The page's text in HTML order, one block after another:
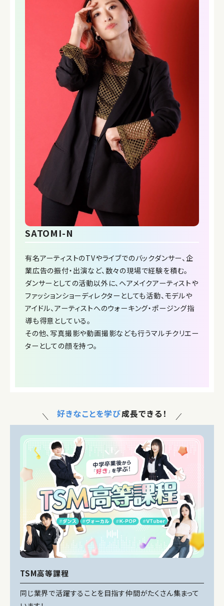
SATOMI-N
有名アーティストのTVやライブでのバックダンサー、企
業広告の振付・出演など、数々の現場で経験を積む。
ダンサーとしての活動以外に、ヘアメイクアーティストや
ファッションショーディレクターとしても活動、モデルや
アイドル、アーティストへのウォーキング・ポージング指
導も得意としている。
その他、写真撮影や動画撮影なども行うマルチクリエー
ターとしての顔を持つ。
好きなことを学び成長できる！
TSM高等課程
同じ業界で活躍することを目指す仲間がたくさん集まって